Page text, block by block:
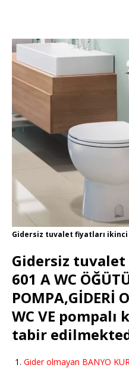
Gidersiz tuvalet fiyatları ikinci
Gidersiz tuvalet
601 A WC
POMPA,GİDERİ
WC VE pompalı
tabir
Gider olmayan BANYO